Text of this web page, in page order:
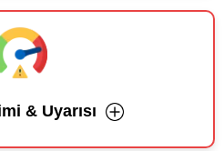
& Uyarısı